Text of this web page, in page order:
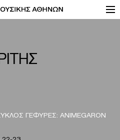
ΓΕΦΥΡΕΣ: ANIMEGARON